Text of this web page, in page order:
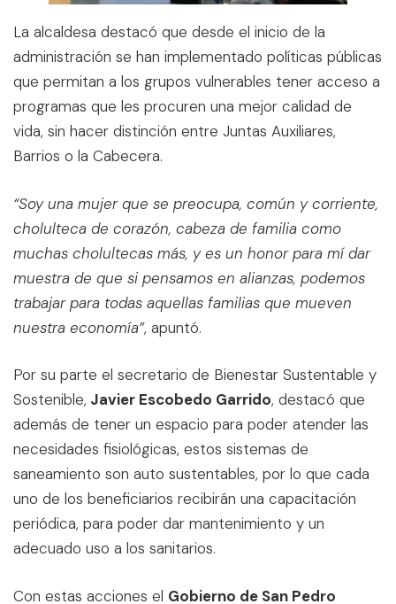
La alcaldesa destacó que desde el inicio de la
administración se han implementado políticas públicas
que permitan a los grupos vulnerables tener acceso a
programas que les procuren una mejor calidad de
vida, sin hacer distinción entre Juntas Auxiliares,
Barrios o la Cabecera.
“Soy una mujer que se preocupa, común y corriente,
cholulteca de corazón, cabeza de familia como
muchas cholultecas más, y es un honor para mí dar
muestra de que si pensamos en alianzas, podemos
trabajar para todas aquellas familias que mueven
nuestra economía”, apuntó.
Por su parte el secretario de Bienestar Sustentable y
Sostenible, Javier Escobedo Garrido, destacó que
además de tener un espacio para poder atender las
necesidades fisiológicas, estos sistemas de
saneamiento son auto sustentables, por lo que cada
uno de los beneficiarios recibirán una capacitación
periódica, para poder dar mantenimiento y un
adecuado uso a los sanitarios.
Con estas acciones el Gobierno de San Pedro